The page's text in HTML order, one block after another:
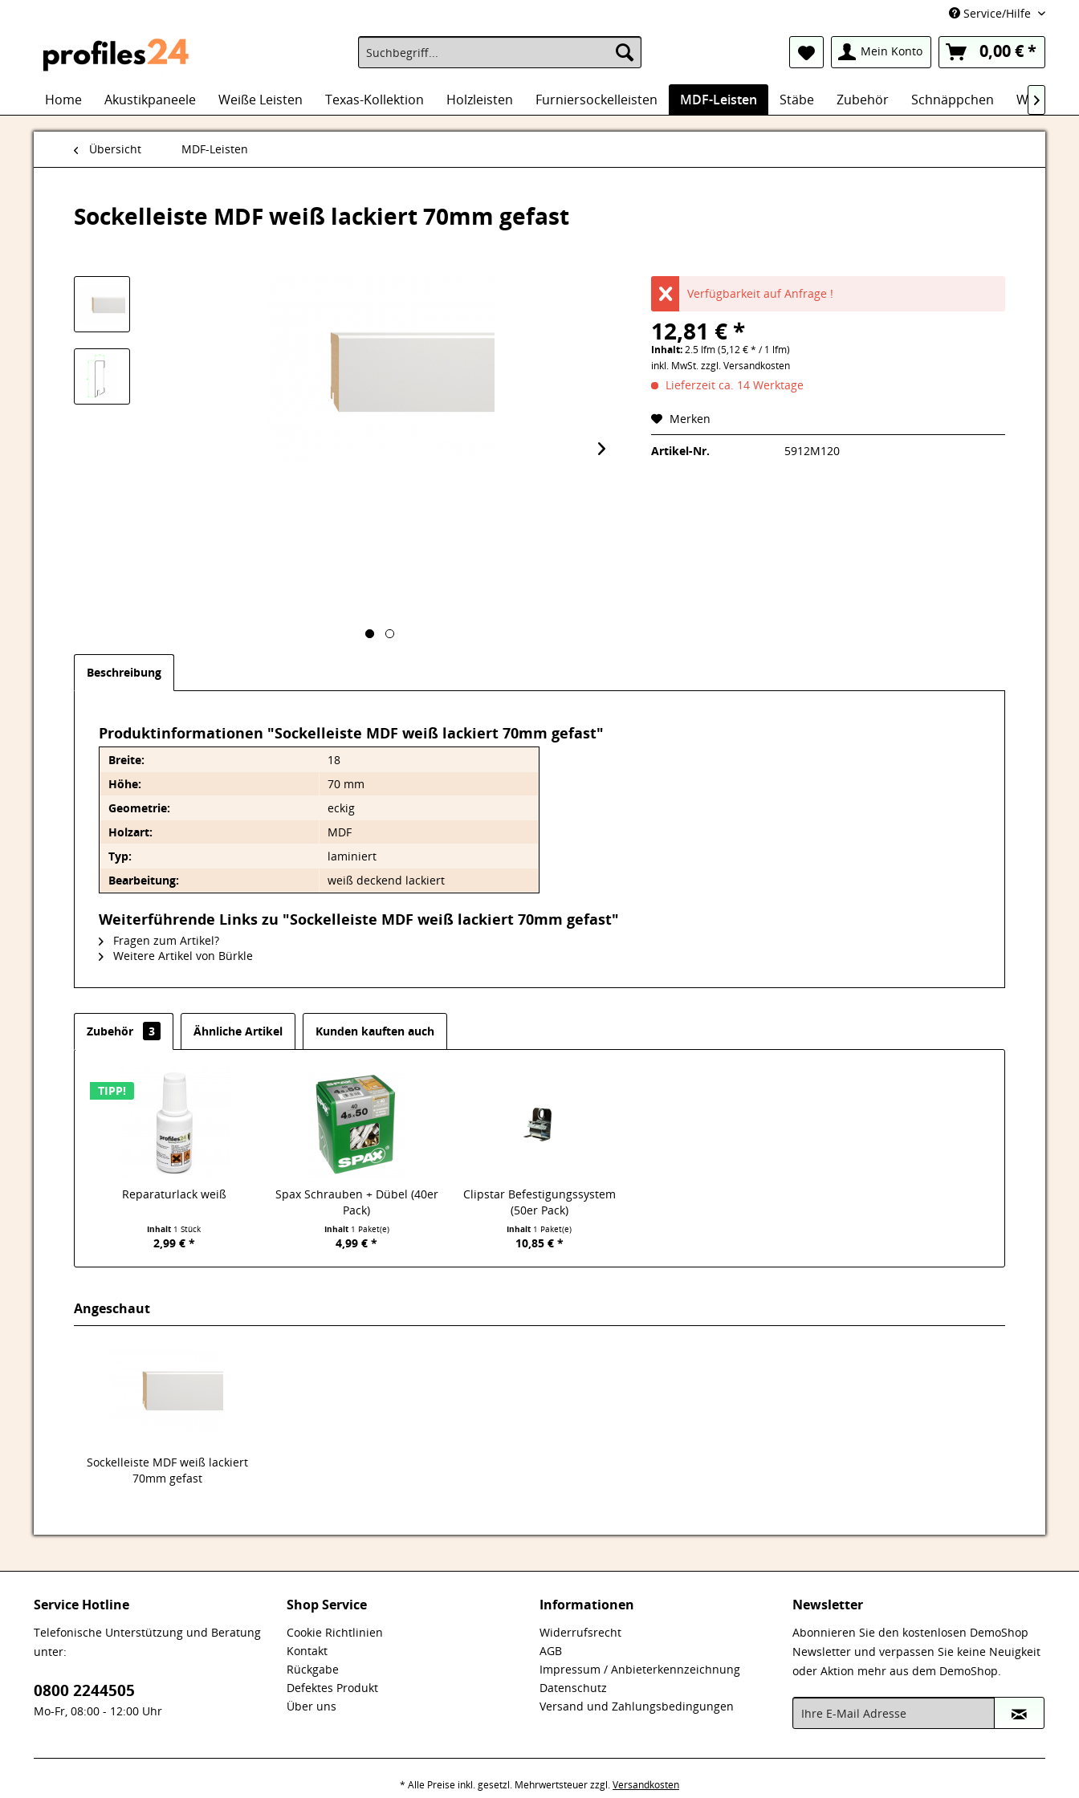
Service/Hilfe
Mein Konto 0,00 € *
Home Akustikpaneele Weiße Leisten Texas-Kollektion Holzleisten Furniersockelleisten MDF-Leisten Stäbe Zubehör Schnäppchen 
Übersicht MDF-Leisten
Sockelleiste MDF weiß lackiert 70mm gefast
Verfügbarkeit auf Anfrage !
12,81 € *
Inhalt:2.5 lfm (5,12 € * / 1 lfm)
inkl. MwSt.zzgl. Versandkosten
Lieferzeit ca. 14 Werktage
Merken
Artikel-Nr. 5912M120
Beschreibung
Produktinformationen "Sockelleiste MDF weiß lackiert 70mm gefast"
Breite:
18
Höhe:
70 mm
Geometrie:
eckig
Holzart:
MDF
Typ:
laminiert
Bearbeitung:
weiß deckend lackiert
Weiterführende Links zu "Sockelleiste MDF weiß lackiert 70mm gefast"
Fragen zum Artikel?
Weitere Artikel von Bürkle
Zubehör 3 Ähnliche Artikel Kunden kauften auch
TIPP!
Reparaturlack weiß
Inhalt 1 Stück
2,99 € *
Spax Schrauben + Dübel (40er
Pack)
Inhalt 1 Paket(e)
4,99 € *
Clipstar Befestigungssystem
(50er Pack)
Inhalt 1 Paket(e)
10,85 € *
Angeschaut
Sockelleiste MDF weiß lackiert
70mm gefast
Service Hotline
Telefonische Unterstützung und Beratung
unter:
0800 2244505
Mo-Fr, 08:00 - 12:00 Uhr
Shop Service
Cookie Richtlinien
Kontakt
Rückgabe
Defektes Produkt
Über uns
Informationen
Widerrufsrecht
AGB
Impressum / Anbieterkennzeichnung
Datenschutz
Versand und Zahlungsbedingungen
Newsletter
Abonnieren Sie den kostenlosen DemoShop
Newsletter und verpassen Sie keine Neuigkeit
oder Aktion mehr aus dem DemoShop.
* Alle Preise inkl. gesetzl. Mehrwertsteuer zzgl.Versandkosten